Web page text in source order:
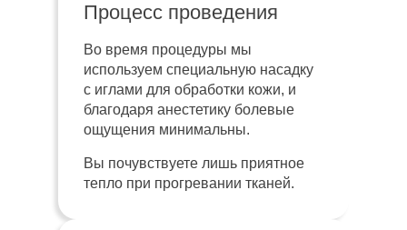
Процесс проведения
Во время процедуры мы
используем специальную насадку
с иглами для обработки кожи, и
благодаря анестетику болевые
ощущения минимальны.
Вы почувствуете лишь приятное
тепло при прогревании тканей.